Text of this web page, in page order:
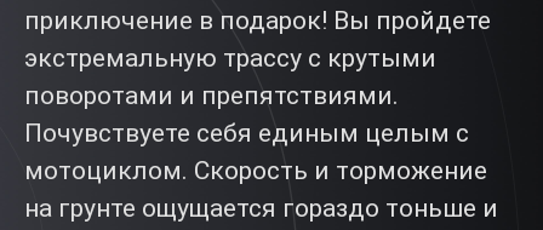
приключение в подарок! Вы пройдете
экстремальную трассу с крутыми
поворотами и препятствиями.
Почувствуете себя единым целым с
мотоциклом. Скорость и торможение
на грунте ощущается гораздо тоньше и